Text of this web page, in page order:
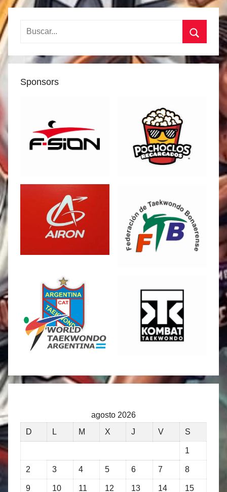
Buscar:
Buscar
Sponsors
agosto 2026
D
L M X J V S
1
2 3 4 5 6 7 8
9 10 11 12 13 14 15